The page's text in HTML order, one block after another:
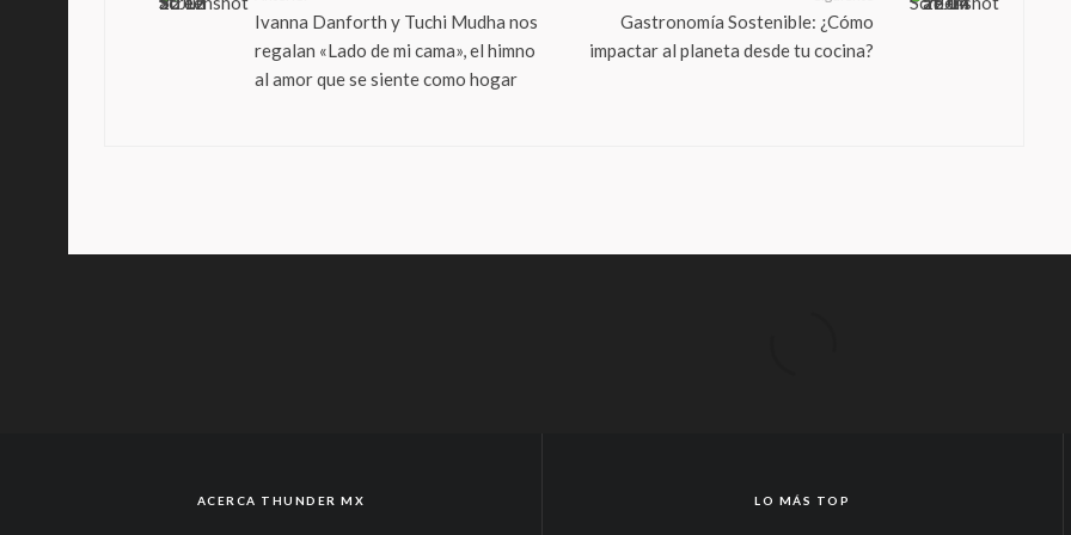
Ivanna Danforth y Tuchi Mudha nos
regalan «Lado de mi cama», el himno
al amor que se siente como hogar
Gastronomía Sostenible: ¿Cómo
impactar al planeta desde tu cocina?
ACERCA THUNDER MX LO MÁS TOP